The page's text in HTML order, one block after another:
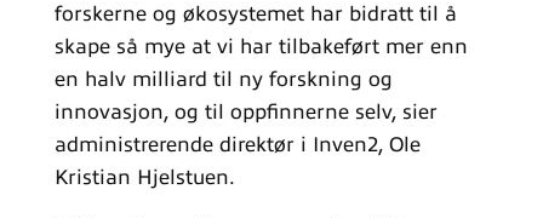
forskerne og økosystemet har bidratt til å
skape så mye at vi har tilbakeført mer enn
en halv milliard til ny forskning og
innovasjon, og til oppfinnerne selv, sier
administrerende direktør i Inven2, Ole
Kristian Hjelstuen.